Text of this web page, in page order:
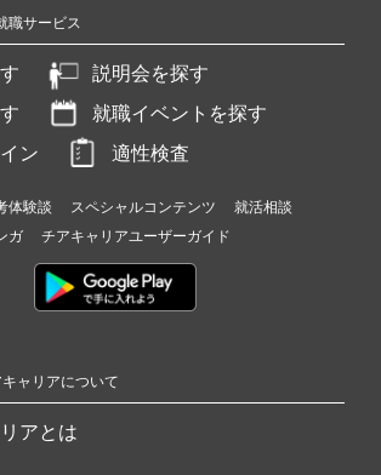
職サービス
説明会を探す
就職イベントを探す
ン
適性検査
体験談 スペシャルコンテンツ
就活相談
ガ チアキャリアユーザーガイド
ャリアについて
アとは